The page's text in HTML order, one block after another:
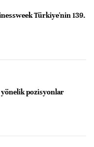
Türkiye'nin 139.
yönelik pozisyonlar